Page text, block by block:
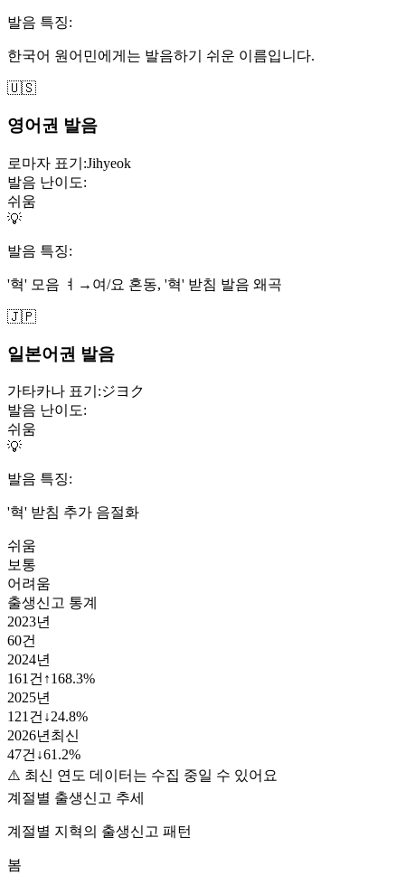
발음 특징:
한국어 원어민에게는 발음하기 쉬운 이름입니다.
🇺🇸
영어권 발음
로마자 표기:Jihyeok
발음 난이도:
쉬움
💡
발음 특징:
'혁' 모음 ㅕ→여/요 혼동, '혁' 받침 발음 왜곡
🇯🇵
일본어권 발음
가타카나 표기:ジヨク
발음 난이도:
쉬움
💡
발음 특징:
'혁' 받침 추가 음절화
쉬움
보통
어려움
출생신고 통계
2023년
60건
2024년
161 건 ↑168.3%
2025년
121 건 ↓24.8%
2026년 최신
47건 ↓61.2%
⚠️ 최신 연도 데이터는 수집 중일 수 있어요
계절별 출생신고 추세
계절별 지혁의 출생신고 패턴
봄